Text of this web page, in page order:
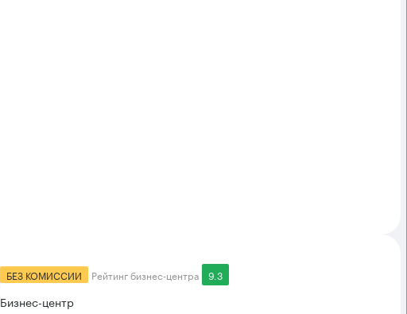
БЕЗ КОМИССИИ Рейтинг бизнес-центра 9.3
Бизнес-центр